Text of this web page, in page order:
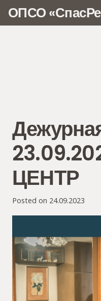
ОПСО
ЦЕНТР
Posted on 24.09.2023